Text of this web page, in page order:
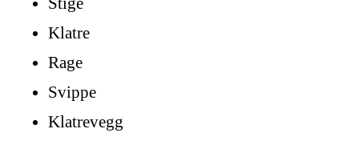
Klatre
Rage
Svippe
Klatrevegg